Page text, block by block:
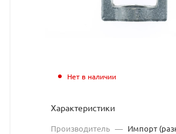
ссылке
разрешения
сайта
Нет в наличии
Характеристики
Производитель — Импорт